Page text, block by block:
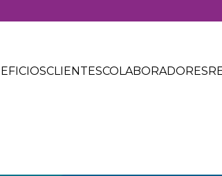
CLIENTESCOLABORADORES